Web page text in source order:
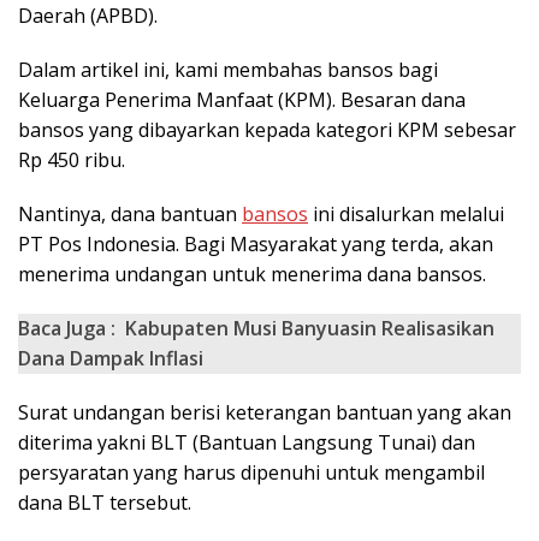
Daerah (APBD).
Dalam artikel ini, kami membahas bansos bagi
Keluarga Penerima Manfaat (KPM). Besaran dana
bansos yang dibayarkan kepada kategori KPM sebesar
Rp 450 ribu.
Nantinya, dana bantuan bansos ini disalurkan melalui
PT Pos Indonesia. Bagi Masyarakat yang terda, akan
menerima undangan untuk menerima dana bansos.
Baca Juga : Kabupaten Musi Banyuasin Realisasikan
Dana Dampak Inflasi
Surat undangan berisi keterangan bantuan yang akan
diterima yakni BLT (Bantuan Langsung Tunai) dan
persyaratan yang harus dipenuhi untuk mengambil
dana BLT tersebut.